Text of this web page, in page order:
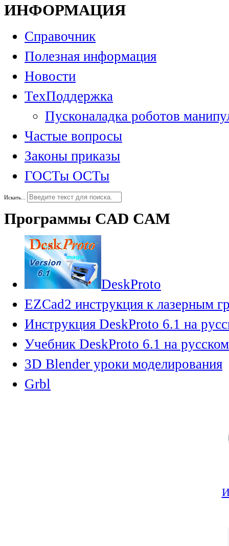
ИНФОРМАЦИЯ
Справочник
Полезная информация
Новости
ТехПоддержка
Пусконаладка роботов
Частые вопросы
Законы приказы
ГОСТы ОСТы
Искать...
Программы CAD CAM
DeskProto
EZCad2 инструкция к лазерным
Инструкция DeskProto 6.1 на
Учебник DeskProto 6.1 на русском
3D Blender уроки моделирования
Grbl